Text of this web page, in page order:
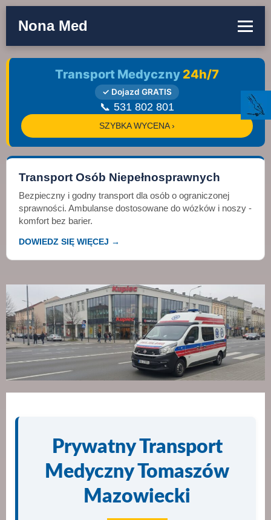
Nona Med
Transport Medyczny 24h/7
✓ Dojazd GRATIS
📞 531 802 801
SZYBKA WYCENA ›
Transport Osób Niepełnosprawnych
Bezpieczny i godny transport dla osób o ograniczonej
sprawności. Ambulanse dostosowane do wózków i noszy -
komfort bez barier.
DOWIEDZ SIĘ WIĘCEJ →
Prywatny Transport
Medyczny Tomaszów
Mazowiecki